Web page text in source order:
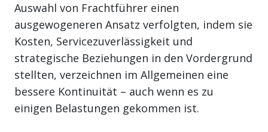
Auswahl von Frachtführer einen
ausgewogeneren Ansatz verfolgten, indem sie
Kosten, Servicezuverlässigkeit und
strategische Beziehungen in den Vordergrund
stellten, verzeichnen im Allgemeinen eine
bessere Kontinuität – auch wenn es zu
einigen Belastungen gekommen ist.